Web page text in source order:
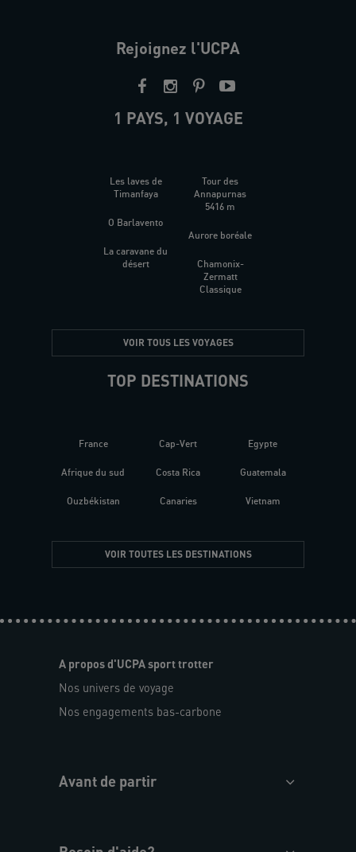
Rejoignez l'UCPA
1 PAYS, 1 VOYAGE
Les laves de
Timanfaya
O Barlavento
La caravane du
désert
Tour des
Annapurnas
5416 m
Aurore boréale
Chamonix-
Zermatt
Classique
VOIR TOUS LES VOYAGES
TOP DESTINATIONS
France
Afrique du sud
Ouzbékistan
Cap-Vert
Costa Rica
Canaries
Egypte
Guatemala
Vietnam
VOIR TOUTES LES DESTINATIONS
A propos d'UCPA sport trotter
Nos univers de voyage
Nos engagements bas-carbone
Avant de partir